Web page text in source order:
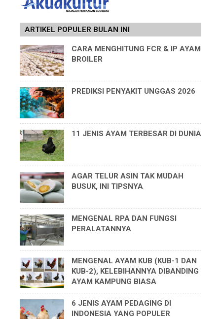
ARTIKEL POPULER BULAN INI
CARA MENGHITUNG FCR & IP AYAM
BROILER
PREDIKSI PENYAKIT UNGGAS 2026
11 JENIS AYAM TERBESAR DI DUNIA
AGAR TELUR ASIN TAK MUDAH
BUSUK, INI TIPSNYA
MENGENAL RPA DAN FUNGSI
PERALATANNYA
MENGENAL AYAM KUB (KUB-1 DAN
KUB-2), KELEBIHANNYA DIBANDING
AYAM KAMPUNG BIASA
6 JENIS AYAM PEDAGING DI
INDONESIA YANG POPULER